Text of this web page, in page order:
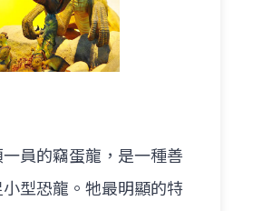
員的竊蛋龍，是一種善
型恐龍。牠最明顯的特